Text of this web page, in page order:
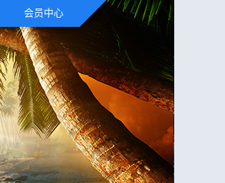
会员中心